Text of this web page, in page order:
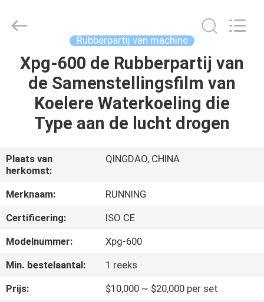
HUIS
PRODUCTEN
ONGEVEER
ONS
FABRIEKSREIS
KWALITEITSCONTROLE
CONTACTEER
ONS
Machine
CO.,LTD.
Reserved.
Rubberpartij van machine
Xpg-600 de Rubberpartij van
de Samenstellingsfilm van
Koelere Waterkoeling die
Type aan de lucht drogen
Plaats van
herkomst:
QINGDAO, CHINA
Merknaam:
RUNNING
Certificering:
ISO CE
Modelnummer:
Xpg-600
Min. bestelaantal:
1 reeks
Prijs:
$10,000 ~ $20,000 per set